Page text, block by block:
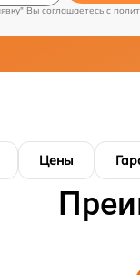
Вы соглашаетесь c
Цены